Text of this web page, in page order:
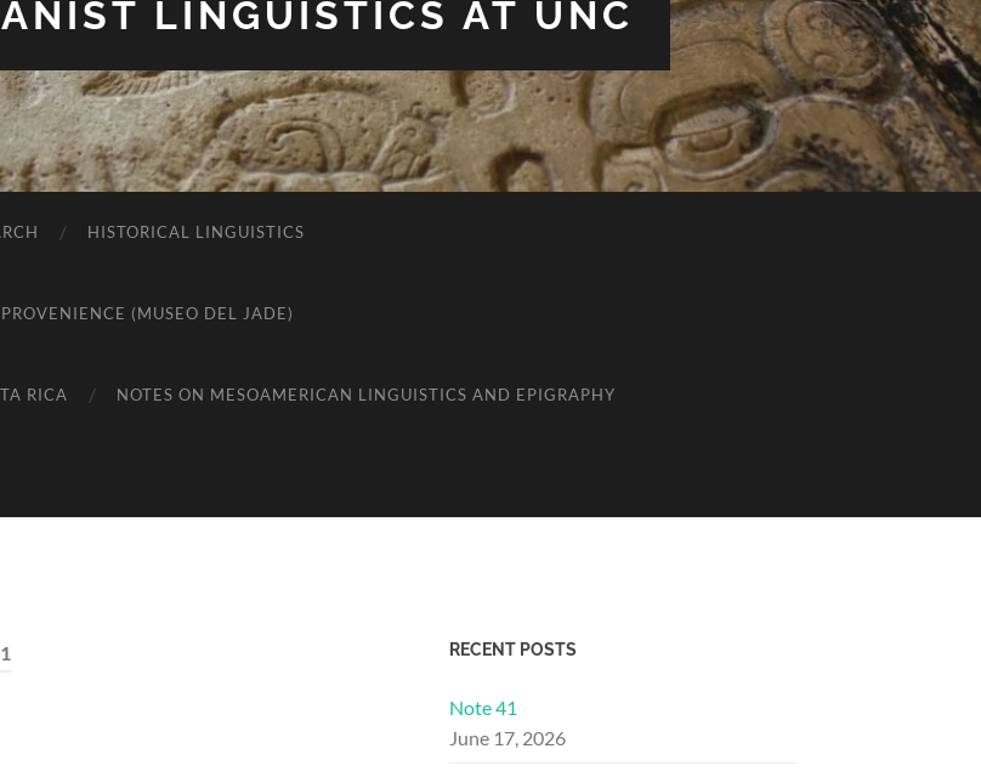
LINGUISTICS AT UNC
HISTORICAL LINGUISTICS
(MUSEO DEL JADE)
RICA NOTES ON MESOAMERICAN LINGUISTICS AND EPIGRAPHY
RECENT POSTS
Note 41
June 17, 2026